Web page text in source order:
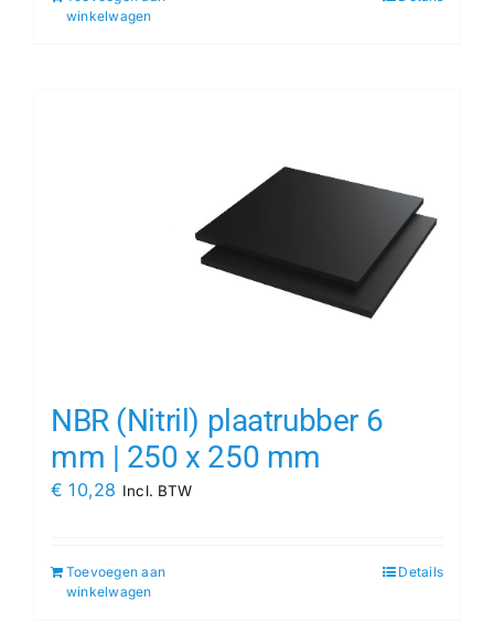
winkelwagen
NBR (Nitril) plaatrubber 6
mm | 250 x 250 mm
€ 10,28 Incl. BTW
Toevoegen aan
winkelwagen
Details